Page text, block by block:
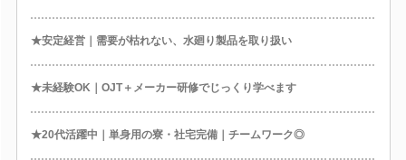
★安定経営｜需要が枯れない、水廻り製品を取り扱い
★未経験OK｜OJT＋メーカー研修でじっくり学べます
★20代活躍中｜単身用の寮・社宅完備｜チームワーク◎